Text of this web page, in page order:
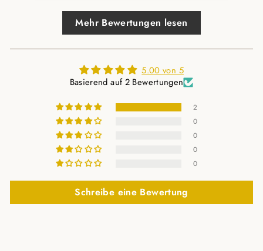
Mehr Bewertungen lesen
5.00 von 5
Basierend auf 2 Bewertungen
2
0
0
0
0
Schreibe eine Bewertung